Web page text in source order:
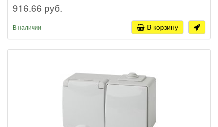
916.66 руб.
В наличии В корзину